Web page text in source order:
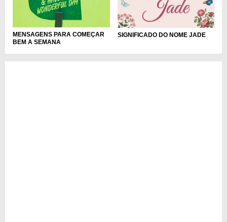
MENSAGENS PARA COMEÇAR
BEM A SEMANA
SIGNIFICADO DO NOME JADE